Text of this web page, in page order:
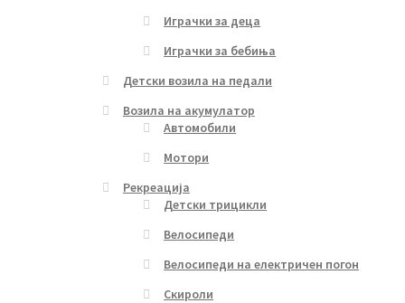
Играчки за деца
Играчки за бебиња
Детски возила на педали
Возила на акумулатор
Автомобили
Мотори
Рекреација
Детски трицикли
Велосипеди
Велосипеди на електричен погон
Скироли